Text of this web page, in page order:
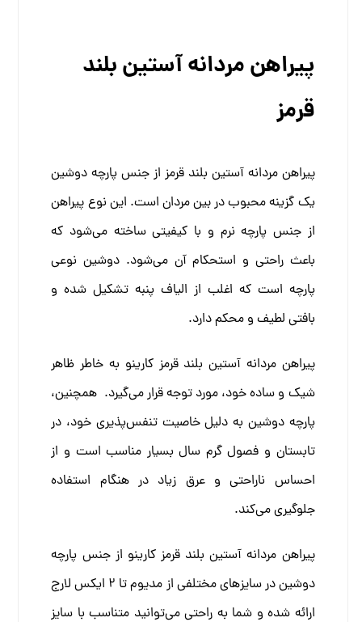
پیراهن مردانه آستین بلند
قرمز
پیراهن مردانه آستین بلند قرمز از جنس پارچه دوشین
یک گزینه محبوب در بین مردان است. این نوع پیراهن
از جنس پارچه‌ نرم و با کیفیتی ساخته می‌شود که
باعث راحتی و استحکام آن می‌شود. دوشین نوعی
پارچه است که اغلب از الیاف پنبه تشکیل شده و
بافتی لطیف و محکم دارد.
پیراهن مردانه آستین بلند قرمز کارینو به خاطر ظاهر
شیک و ساده خود، مورد توجه قرار می‌گیرد. همچنین،
پارچه دوشین به دلیل خاصیت تنفس‌پذیری خود، در
تابستان و فصول گرم سال بسیار مناسب است و از
احساس ناراحتی و عرق زیاد در هنگام استفاده
جلوگیری می‌کند.
پیراهن مردانه آستین بلند قرمز کارینو از جنس پارچه
دوشین در سایزهای مختلفی از مدیوم تا 2 ایکس لارج
ارائه شده و شما به راحتی می‌توانید متناسب با سایز